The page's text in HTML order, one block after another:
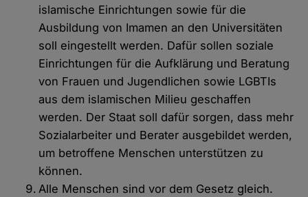
islamische Einrichtungen sowie für die
Ausbildung von Imamen an den Universitäten
soll eingestellt werden. Dafür sollen soziale
Einrichtungen für die Aufklärung und Beratung
von Frauen und Jugendlichen sowie LGBTIs
aus dem islamischen Milieu geschaffen
werden. Der Staat soll dafür sorgen, dass mehr
Sozialarbeiter und Berater ausgebildet werden,
um betroffene Menschen unterstützen zu
können.
Alle Menschen sind vor dem Gesetz gleich.